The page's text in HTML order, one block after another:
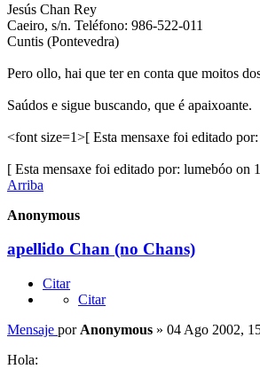
Jesús Chan Rey
Caeiro, s/n. Teléfono: 986-522-011
Cuntis (Pontevedra)
Pero ollo, hai que ter en conta que moitos
Saúdos e sigue buscando, que é apaixoante.
<font size=1>[ Esta mensaxe foi editado
[ Esta mensaxe foi editado por: lumebóo on
Arriba
Anonymous
apellido Chan (no Chans)
Citar
Citar
Mensaje por Anonymous » 04 Ago 2002,
Hola: